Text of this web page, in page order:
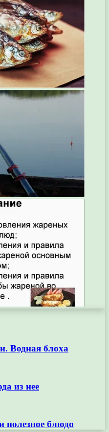
Водная блоха
из нее
полезное блюдо